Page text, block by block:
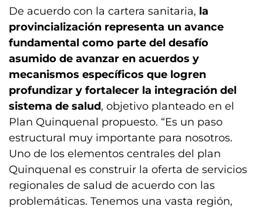
De acuerdo con la cartera sanitaria, la
provincialización representa un avance
fundamental como parte del desafío
asumido de avanzar en acuerdos y
mecanismos específicos que logren
profundizar y fortalecer la integración del
sistema de salud, objetivo planteado en el
Plan Quinquenal propuesto. “Es un paso
estructural muy importante para nosotros.
Uno de los elementos centrales del plan
Quinquenal es construir la oferta de servicios
regionales de salud de acuerdo con las
problemáticas. Tenemos una vasta región,